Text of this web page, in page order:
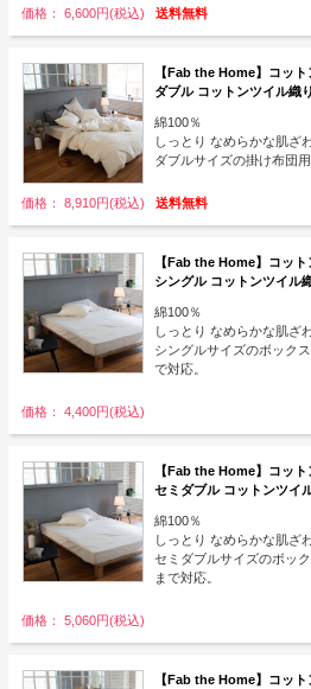
価格： 6,600円(税込) 送料無料
【Fab the Home】コッ
ダブル コットンツイル織
綿100％
しっとり なめらかな肌ざ
ダブルサイズの掛け布団用
価格： 8,910円(税込) 送料無料
【Fab the Home】コッ
シングル コットンツイル
綿100％
しっとり なめらかな肌ざ
シングルサイズのボック
で対応。
価格： 4,400円(税込)
【Fab the Home】コッ
セミダブル コットンツイ
綿100％
しっとり なめらかな肌ざ
セミダブルサイズのボッ
まで対応。
価格： 5,060円(税込)
【Fab the Home】コッ